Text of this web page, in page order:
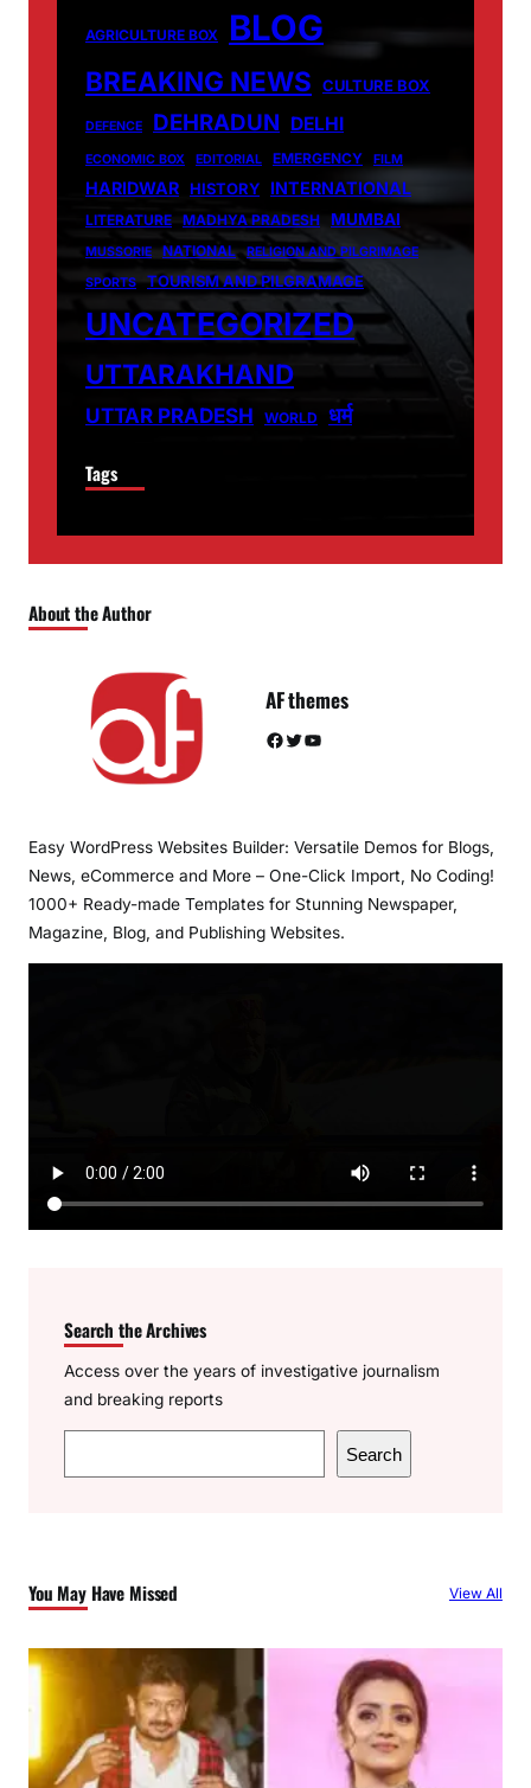
AGRICULTURE BOX BLOG
BREAKING NEWS CULTURE BOX
DEFENCE DEHRADUN DELHI
ECONOMIC BOX EDITORIAL EMERGENCY FILM
HARIDWAR HISTORY INTERNATIONAL
LITERATURE MADHYA PRADESH MUMBAI
MUSSORIE NATIONAL
RELIGION AND PILGRIMAGE
SPORTS
TOURISM AND PILGRAMAGE
UNCATEGORIZED
UTTARAKHAND
UTTAR PRADESH WORLD धर्म
Tags
About the Author
AF themes
Facebook Twitter YouTube
Easy WordPress Websites Builder: Versatile Demos for Blogs,
News, eCommerce and More – One-Click Import, No Coding!
1000+ Ready-made Templates for Stunning Newspaper,
Magazine, Blog, and Publishing Websites.
Search the Archives
Access over the years of investigative journalism
and breaking reports
e
h
Search
You May Have Missed View All